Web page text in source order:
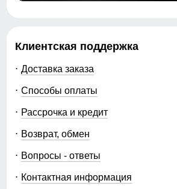
Клиентская поддержка
Доставка заказа
Способы оплаты
Рассрочка и кредит
Возврат, обмен
Вопросы - ответы
Контактная информация